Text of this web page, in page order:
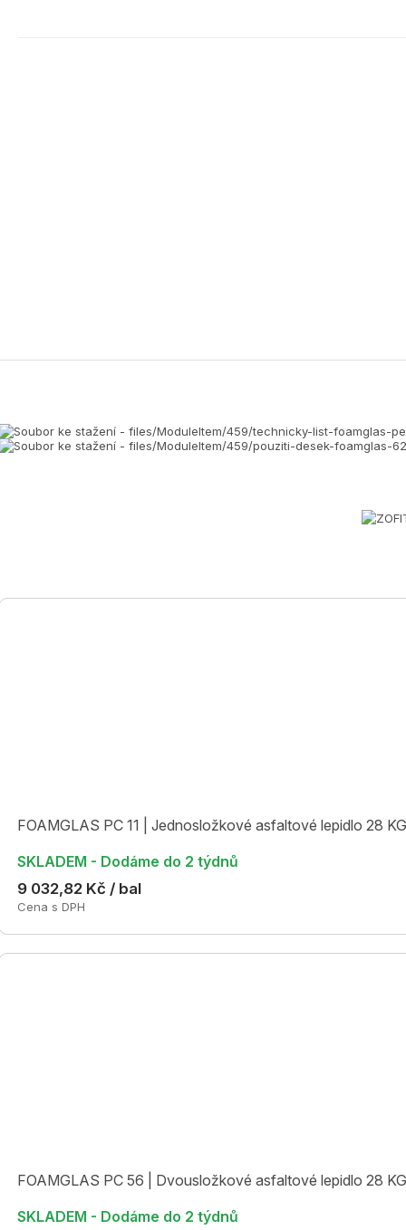
FOAMGLAS PC 11 | Jednosložkové asfaltové lepidlo 28 KG
SKLADEM - Dodáme do 2 týdnů
9 032,82 Kč / bal
Cena s DPH
FOAMGLAS PC 56 | Dvousložkové asfaltové lepidlo 28 KG
SKLADEM - Dodáme do 2 týdnů